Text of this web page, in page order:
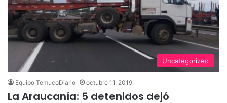
Uncategorized
Equipo TemucoDiario octubre 11, 2019
La Araucanía: 5 detenidos dejó